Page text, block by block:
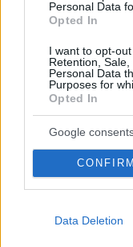
Personal Data
Opted In
I want to opt-
Retention,
Personal Data
Purposes for
Opted In
Google
CONFIRM
Data Deletion
* Υποχρεωτικά πεδία
ΡΟΗ
Ειδήσεις
απροσδόκητο
πριν 7 λεπτά